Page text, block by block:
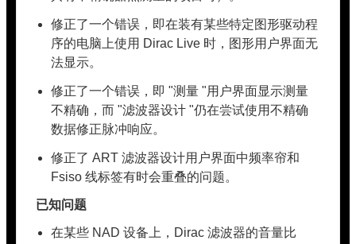
修正了一个错误，即在装有某些特定图形驱动程
序的电脑上使用 Dirac Live 时，图形用户界面无
法显示。
修正了一个错误，即 "测量 "用户界面显示测量
不精确，而 "滤波器设计 "仍在尝试使用不精确
数据修正脉冲响应。
修正了 ART 滤波器设计用户界面中频率帘和
Fsiso 线标签有时会重叠的问题。
已知问题
在某些 NAD 设备上，Dirac 滤波器的音量比